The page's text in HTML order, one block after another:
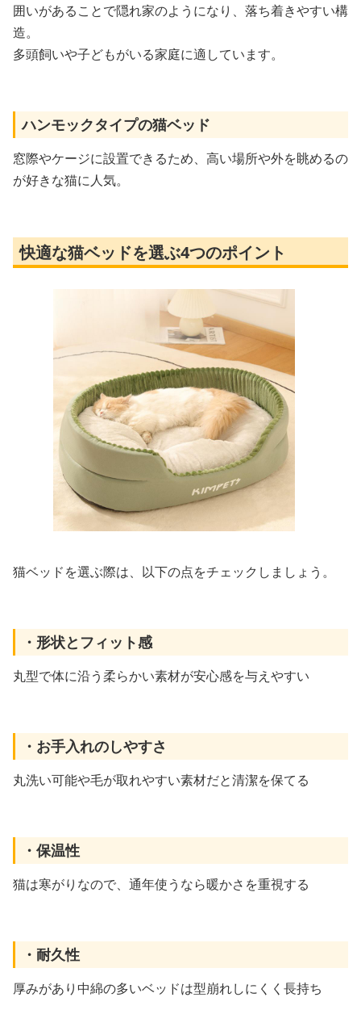
囲いがあることで隠れ家のようになり、落ち着きやすい構
造。
多頭飼いや子どもがいる家庭に適しています。
ハンモックタイプの猫ベッド
窓際やケージに設置できるため、高い場所や外を眺めるの
が好きな猫に人気。
快適な猫ベッドを選ぶ4つのポイント
猫ベッドを選ぶ際は、以下の点をチェックしましょう。
・形状とフィット感
丸型で体に沿う柔らかい素材が安心感を与えやすい
・お手入れのしやすさ
丸洗い可能や毛が取れやすい素材だと清潔を保てる
・保温性
猫は寒がりなので、通年使うなら暖かさを重視する
・耐久性
厚みがあり中綿の多いベッドは型崩れしにくく長持ち